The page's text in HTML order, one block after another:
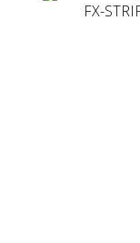
FX-